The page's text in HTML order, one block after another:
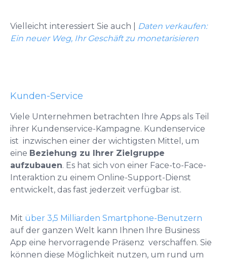
Vielleicht interessiert Sie auch |
Daten verkaufen:
Ein neuer Weg, Ihr Geschäft zu monetarisieren
Kunden-Service
Viele Unternehmen betrachten Ihre Apps als Teil
ihrer Kundenservice-Kampagne. Kundenservice
ist inzwischen einer der wichtigsten Mittel, um
eine Beziehung zu Ihrer Zielgruppe
aufzubauen. Es hat sich von einer Face-to-Face-
Interaktion zu einem Online-Support-Dienst
entwickelt, das fast jederzeit verfügbar ist.
Mit über 3,5 Milliarden Smartphone-Benutzern
auf der ganzen Welt kann Ihnen Ihre Business
App eine hervorragende Präsenz verschaffen. Sie
können diese Möglichkeit nutzen, um rund um